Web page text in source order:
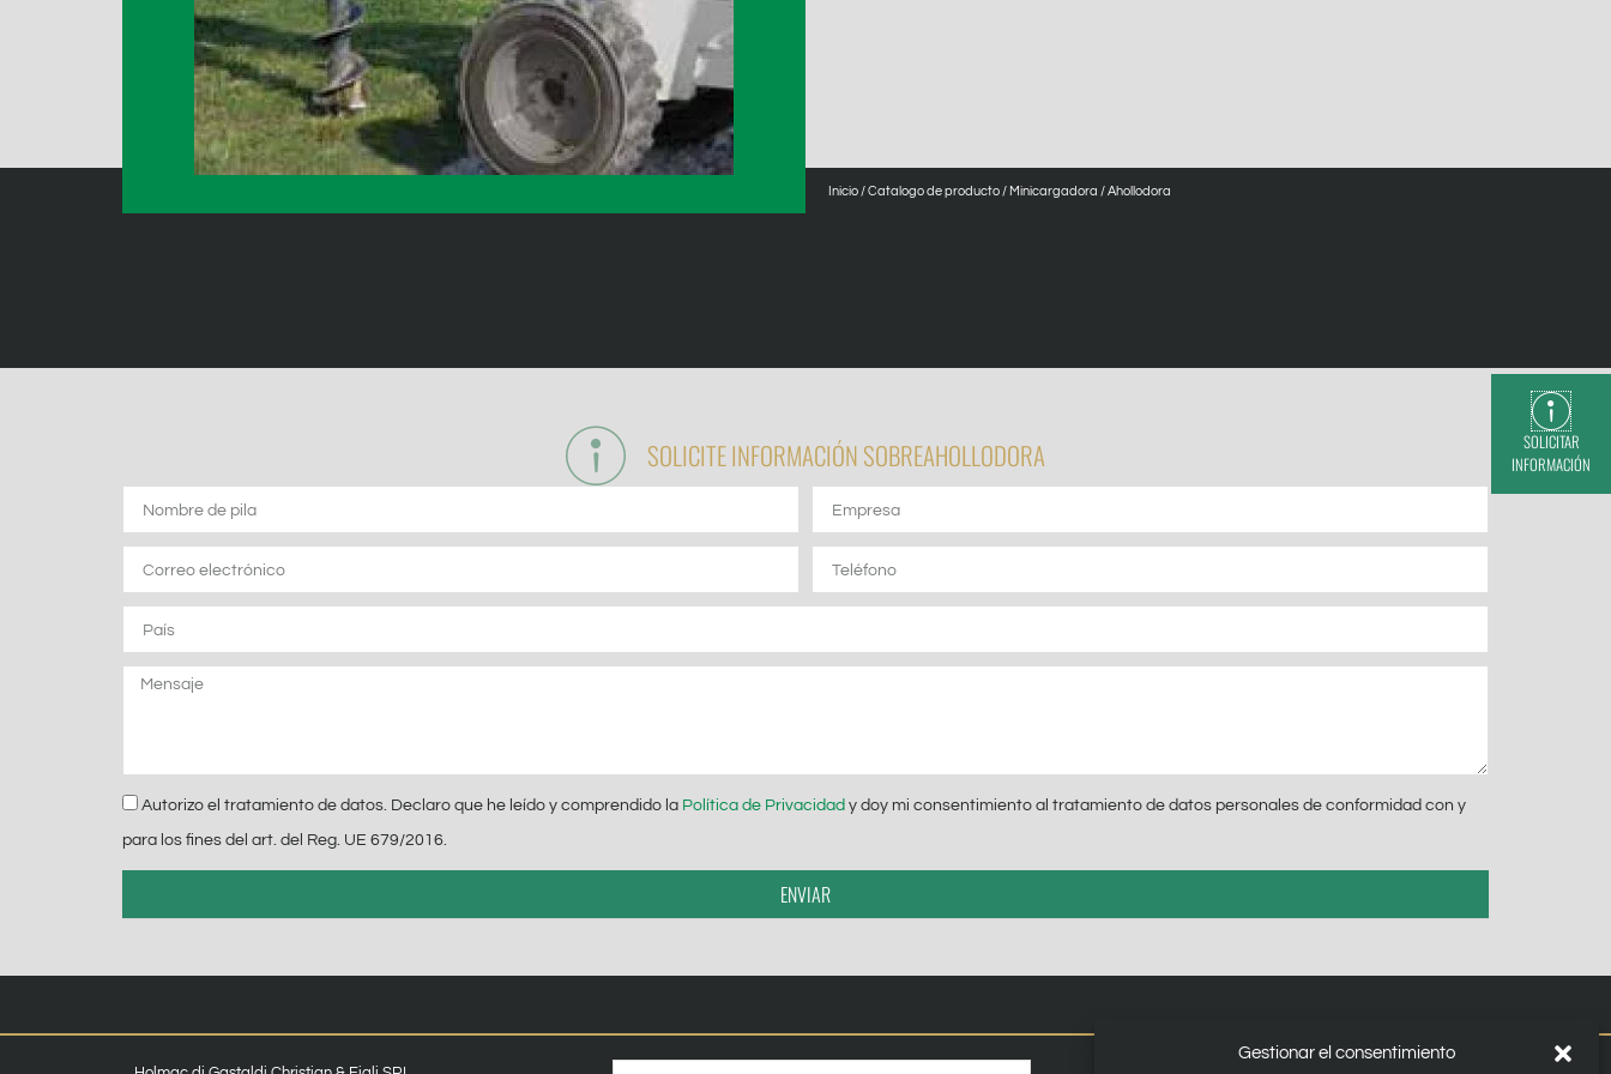
Gestionar el consentimiento
Inicio /Catalogo de producto / Minicargadora / Ahollodora
SOLICITE INFORMACIÓN SOBREAHOLLODORA
pila
electrónico
Mensaje
Privacidad
Autorizo ​​el tratamiento de datos. Declaro que he leído y comprendido la Política de Privacidad y doy mi consentimiento al tratamiento de datos personales de conformidad con y
para los fines del art. del Reg. UE 679/2016.
ENVIAR
SOLICITAR
INFORMACIÓN